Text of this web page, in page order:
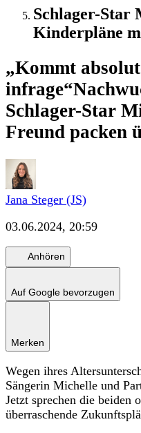
Schlager-Star
Kinderpläne
„Kommt absolut
infrage“
Schlager-Star
Freund packen
Jana Steger (JS)
03.06.2024, 20:59
Anhören
Auf Google bevorzugen
Merken
Wegen ihres
Sängerin Michelle und
Jetzt sprechen die beiden
überraschende